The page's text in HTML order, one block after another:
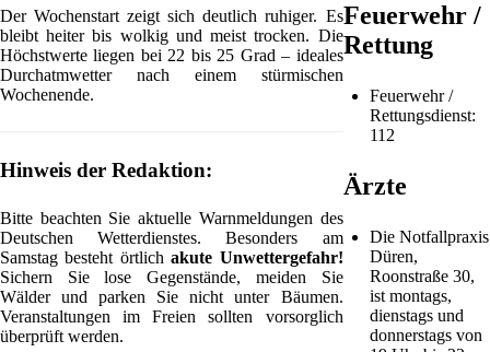
Der Wochenstart zeigt sich deutlich ruhiger. Es
bleibt heiter bis wolkig und meist trocken. Die
Höchstwerte liegen bei 22 bis 25 Grad – ideales
Durchatmwetter nach einem stürmischen
Wochenende.
Hinweis der Redaktion:
Bitte beachten Sie aktuelle Warnmeldungen des
Deutschen Wetterdienstes. Besonders am
Samstag besteht örtlichakute Unwettergefahr!
Sichern Sie lose Gegenstände, meiden Sie
Wälder und parken Sie nicht unter Bäumen.
Veranstaltungen im Freien sollten vorsorglich
überprüft werden.
Feuerwehr /
Rettung
Feuerwehr /
Rettungsdienst:
112
Ärzte
Die Notfallpraxis
Düren,
Roonstraße 30,
ist montags,
dienstags und
donnerstags von